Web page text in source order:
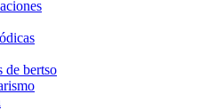
de bertso